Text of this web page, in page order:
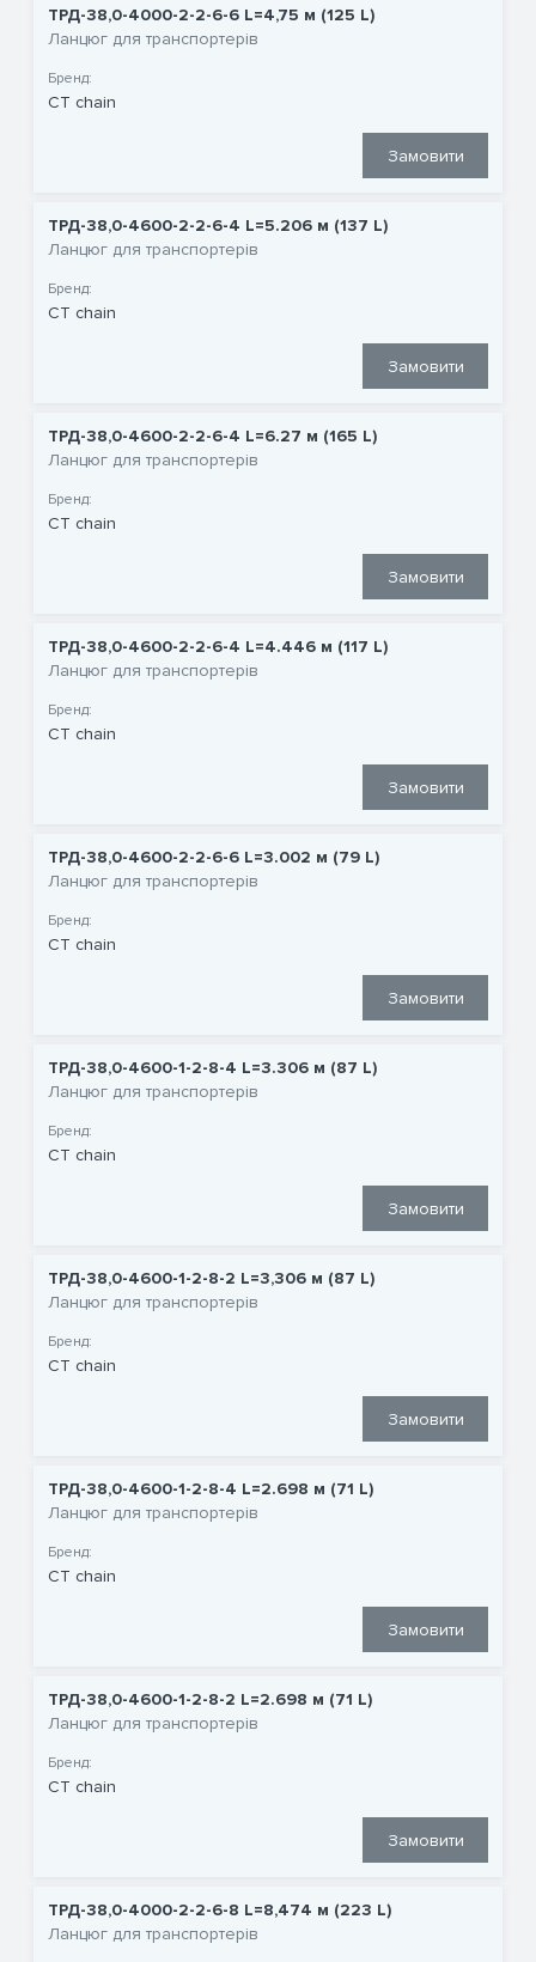
ТРД-38,0-4000-2-2-6-6 L=4,75 м (125 L)
Ланцюг для транспортерів
Бренд:
CT chain
Замовити
ТРД-38,0-4600-2-2-6-4 L=5.206 м (137 L)
Ланцюг для транспортерів
Бренд:
CT chain
Замовити
ТРД-38,0-4600-2-2-6-4 L=6.27 м (165 L)
Ланцюг для транспортерів
Бренд:
CT chain
Замовити
ТРД-38,0-4600-2-2-6-4 L=4.446 м (117 L)
Ланцюг для транспортерів
Бренд:
CT chain
Замовити
ТРД-38,0-4600-2-2-6-6 L=3.002 м (79 L)
Ланцюг для транспортерів
Бренд:
CT chain
Замовити
ТРД-38,0-4600-1-2-8-4 L=3.306 м (87 L)
Ланцюг для транспортерів
Бренд:
CT chain
Замовити
ТРД-38,0-4600-1-2-8-2 L=3,306 м (87 L)
Ланцюг для транспортерів
Бренд:
CT chain
Замовити
ТРД-38,0-4600-1-2-8-4 L=2.698 м (71 L)
Ланцюг для транспортерів
Бренд:
CT chain
Замовити
ТРД-38,0-4600-1-2-8-2 L=2.698 м (71 L)
Ланцюг для транспортерів
Бренд:
CT chain
Замовити
ТРД-38,0-4000-2-2-6-8 L=8,474 м (223 L)
Ланцюг для транспортерів